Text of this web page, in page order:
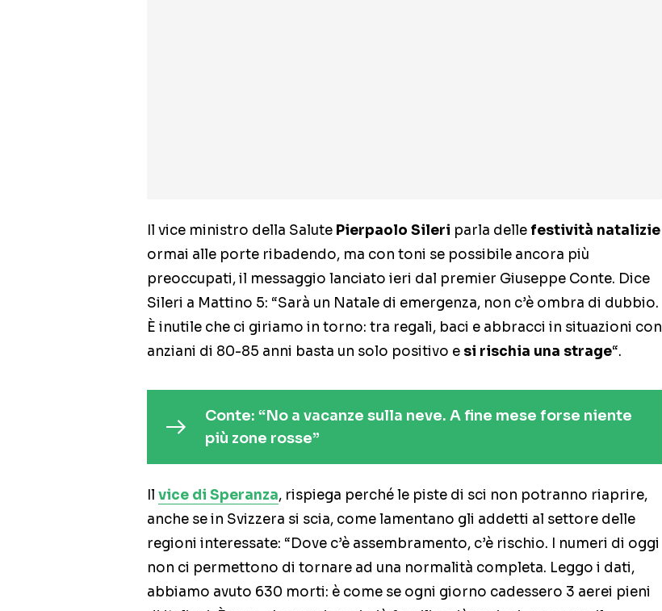
Il vice ministro della Salute Pierpaolo Sileri parla dellefestività natalizie
ormai alle porte ribadendo, ma con toni se possibile ancora più
preoccupati, il messaggio lanciato ieri dal premier Giuseppe Conte. Dice
Sileri a Mattino 5: “Sarà un Natale di emergenza, non c’è ombra di dubbio.
È inutile che ci giriamo in torno: tra regali, baci e abbracci in situazioni con
anziani di 80-85 anni basta un solo positivo e si rischia una strage“.
Conte: “No a vacanze sulla neve. A fine mese forse niente
più zone rosse”
Il vice di Speranza, rispiega perché le piste di sci non potranno riaprire,
anche se in Svizzera si scia, come lamentano gli addetti al settore delle
regioni interessate: “Dove c’è assembramento, c’è rischio. I numeri di oggi
non ci permettono di tornare ad una normalità completa. Leggo i dati,
abbiamo avuto 630 morti: è come se ogni giorno cadessero 3 aerei pieni